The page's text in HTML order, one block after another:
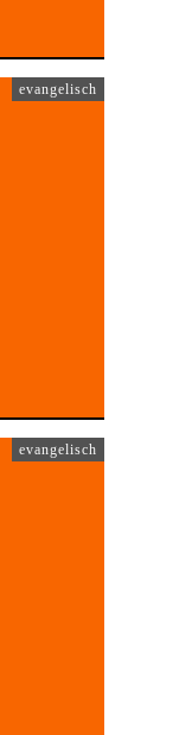
evangelisch
evangelisch